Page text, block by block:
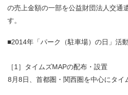
の売上金額の一部を公益財団法人交通
す。
■2014年「パーク（駐車場）の日」活
［1］タイムズMAPの配布・設置
8月8日、首都圏・関西圏を中心にタ